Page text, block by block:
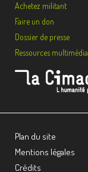
Achetez militant
Faire un don
Dossier de presse
Ressources multimédia
Plan du site
Mentions légales
Crédits